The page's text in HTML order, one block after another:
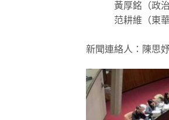
黃厚銘（政治大
范耕維（東華大
新聞連絡人：陳思